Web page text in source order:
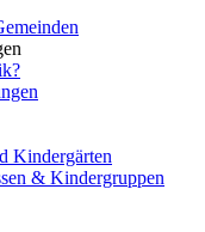
Kindergärten
& Kindergruppen